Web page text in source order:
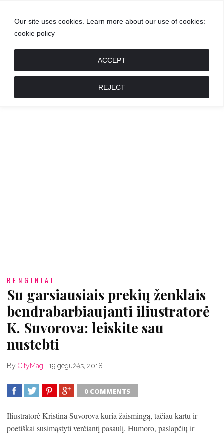
Our site uses cookies. Learn more about our use of cookies:
cookie policy
REJECT
ACCEPT
GROŽIS
MADA
RENGINIAI
Su garsiausiais prekių ženklais
bendrabarbiaujanti iliustratorė
K. Suvorova: leiskite sau
nustebti
By CityMag 19 gegužės, 2018
0 COMMENTS
Iliustratorė Kristina Suvorova kuria žaismingą, tačiau kartu ir
poetiškai susimąstyti verčiantį pasaulį. Humoro, paslapčių ir